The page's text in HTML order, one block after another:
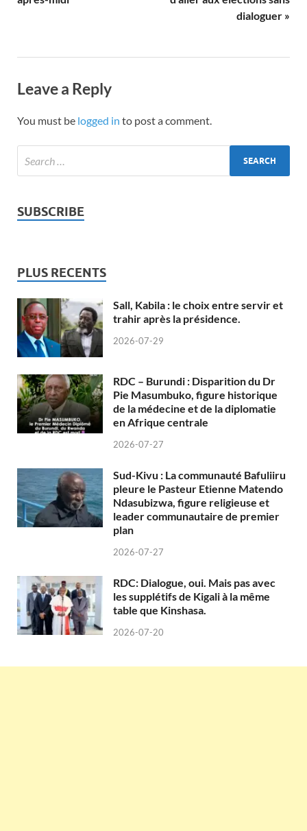
dialoguer »
Leave a Reply
You must be logged in to post a comment.
SUBSCRIBE
PLUS RECENTS
Sall, Kabila : le choix entre servir et
trahir après la présidence.
2026-07-29
RDC – Burundi : Disparition du Dr
Pie Masumbuko, figure historique
de la médecine et de la diplomatie
en Afrique centrale
2026-07-27
Sud-Kivu : La communauté Bafuliiru
pleure le Pasteur Etienne Matendo
Ndasubizwa, figure religieuse et
leader communautaire de premier
plan
2026-07-27
RDC: Dialogue, oui. Mais pas avec
les supplétifs de Kigali à la même
table que Kinshasa.
2026-07-20